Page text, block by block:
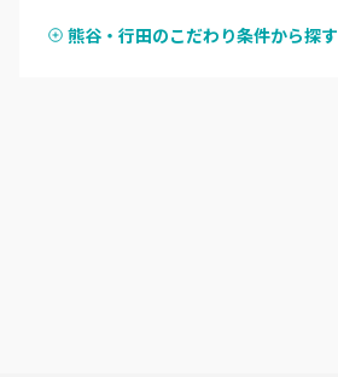
ハンドスカルプ
熊谷・行田のこだわり条件から探す